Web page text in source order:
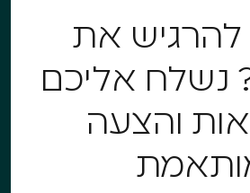
להרגיש את
נשלח אליכם
והצעה